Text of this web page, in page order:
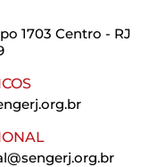
1703 Centro - RJ